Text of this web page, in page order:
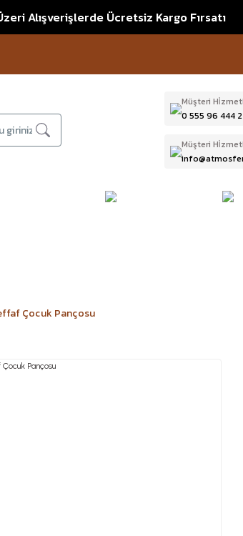
Alışverişlerde Ücretsiz Kargo Fırsatı
Müşteri
0 555 96 444
Müşteri
Çocuk Pançosu